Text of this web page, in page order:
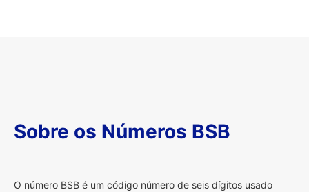
Sobre os Números BSB
O número BSB é um código número de seis dígitos usado